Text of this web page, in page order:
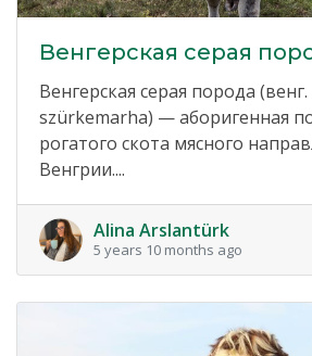
Венгерская серая
Венгерская серая порода
szürkemarha) — аборигенная
рогатого скота мясного
Венгрии....
Alina Arslantürk
5 years 10 months ago